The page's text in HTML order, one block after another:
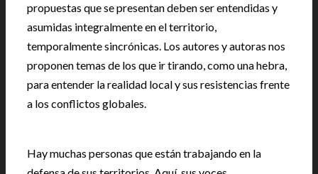
propuestas que se presentan deben ser entendidas y
asumidas integralmente en el territorio,
temporalmente sincrónicas. Los autores y autoras nos
proponen temas de los que ir tirando, como una hebra,
para entender la realidad local y sus resistencias frente
a los conflictos globales.
Hay muchas personas que están trabajando en la